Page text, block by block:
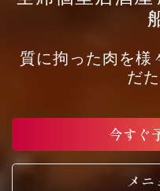
質に拘った肉を様
だ
今すぐ
メニ